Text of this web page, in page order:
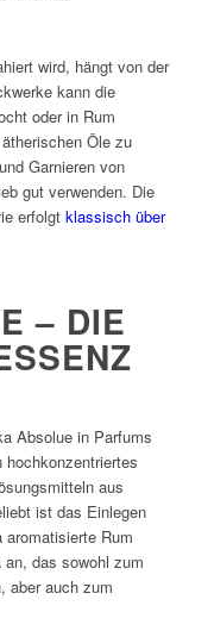
wird, hängt von der
kann die
oder in Rum
Öle zu
Garnieren von
gut verwenden. Die
erfolgt klassisch über
– DIE
Absolue in Parfums
aus
ist das Einlegen
aromatisierte Rum
das sowohl zum
aber auch zum